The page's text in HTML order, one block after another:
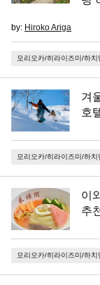
by: Hiroko Ariga
모리오카/히라이즈미/하치
겨
호
모리오카/히라이즈미/하치
이
추
모리오카/히라이즈미/하치